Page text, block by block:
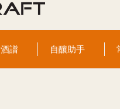
譜 自釀助手